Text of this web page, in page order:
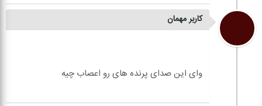
کاربر مهمان